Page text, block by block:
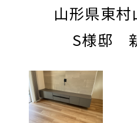
山形県東
S様邸